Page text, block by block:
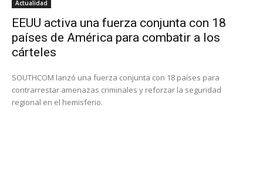
Actualidad
EEUU activa una fuerza conjunta con 18
países de América para combatir a los
cárteles
SOUTHCOM lanzó una fuerza conjunta con 18 países para
contrarrestar amenazas criminales y reforzar la seguridad
regional en el hemisferio.